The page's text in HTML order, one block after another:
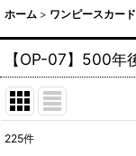
ホーム > ワンピースカード
【OP-07】500年
225件